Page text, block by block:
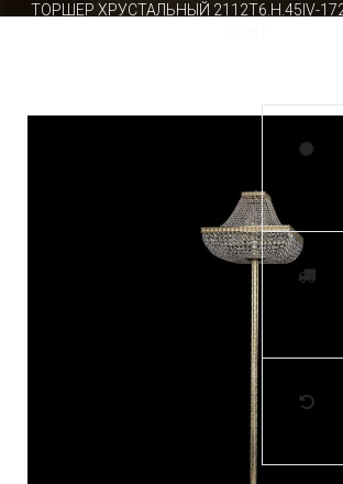
ТОРШЕР ХРУСТАЛЬНЫЙ 2112T6.H.45IV-